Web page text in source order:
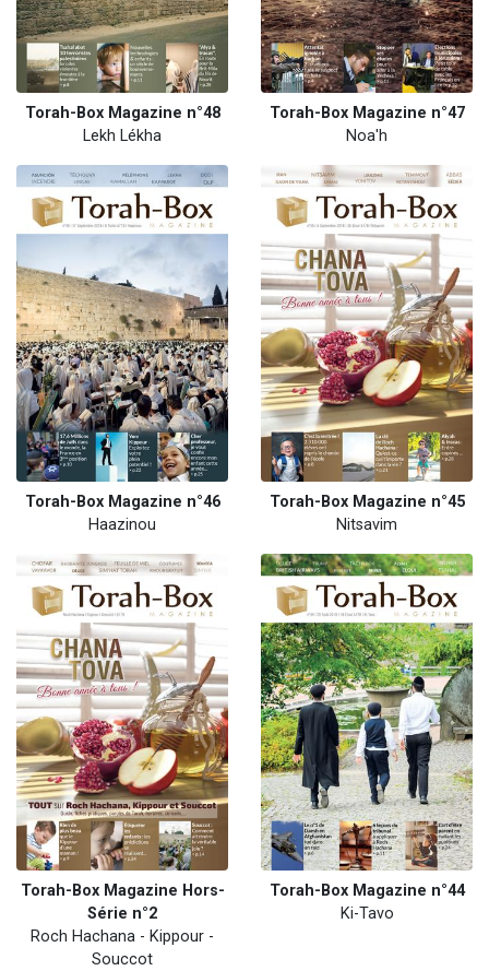
Torah-Box Magazine n°48
Lekh Lékha
Torah-Box Magazine n°47
Noa'h
Torah-Box Magazine n°46
Haazinou
Torah-Box Magazine n°45
Nitsavim
Torah-Box Magazine Hors-
Série n°2
Roch Hachana - Kippour -
Souccot
Torah-Box Magazine n°44
Ki-Tavo